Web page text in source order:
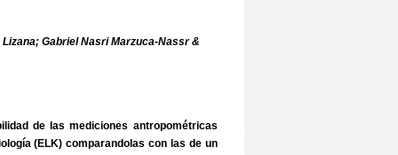
Gabriel Nasri Marzuca-Nassr &
de las mediciones antropométricas
(ELK) comparandolas con las de un